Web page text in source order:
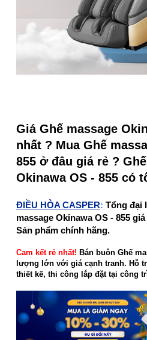
Giá Ghế massage
nhất ? Mua Ghế
855 ở đâu giá rẻ ?
Okinawa OS - 855 có
ĐIỀU HÒA CASPER: Tổng đại
massage Okinawa OS - 855
Sản phẩm chính hãng.
Cam kết rẻ nhất! Bán buôn Ghế
lượng lớn với giá cạnh tranh. Hỗ
thiết kế, thi công lắp đặt tại công